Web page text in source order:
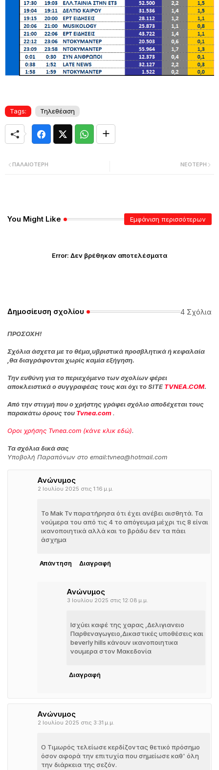
Tags: Τηλεθέαση
ΝΕΌΤΕΡΗ
ΠΑΛΑΙΌΤΕΡΗ
You Might Like Εμφάνιση περισσότερων
Error: Δεν βρέθηκαν αποτελέσματα
Δημοσίευση σχολίου 4 Σχόλια
ΠΡΟΣΟΧΗ!
Σχόλια άσχετα με το θέμα,υβριστικά προσβλητικά ή κεφαλαία
,θα διαγράφονται χωρίς καμία εξήγηση.
Την ευθύνη για το περιεχόμενο των σχολίων φέρει
αποκλειστικά ο συγγραφέας τους και όχι το SITE TVNEA.COM.
Από την στιγμή που ο χρήστης γράφει σχόλιο αποδέχεται τους
παρακάτω όρους του Tvnea.com.
Οροι χρήσης Tvnea.com (κάνε κλικ εδώ).
Τα σχόλια δικά σας
Υποβολή Παραπόνων στο email:tvnea@hotmail.com
Ανώνυμος
2 Ιουλίου 2025 στις 1:16 μ.μ.
Το Mak Tv παρατήρησα ότι έχει ανέβει αισθητά. Τα
νούμερα του από τις 4 το απόγευμα μέχρι τις 8 είναι
ικανοποιητικά αλλά και το βράδυ δεν τα πάει
άσχημα
Απάντηση Διαγραφή
Ανώνυμος
3 Ιουλίου 2025 στις 12:08 μ.μ.
Ισχύει καφέ της χαρας ,Δελιγιανειο
Παρθεναγωγειο,Δικαστικές υποθέσεις και
beverly hills κάνουν ικανοποιητικα
νουμερα στον Μακεδονία
Διαγραφή
Ανώνυμος
2 Ιουλίου 2025 στις 3:31 μ.μ.
Ο Τιμωρός τελείωσε κερδίζοντας θετικό πρόσημο
όσον αφορά την επιτυχία που σημείωσε καθ' όλη
την διάρκεια της σεζόν.